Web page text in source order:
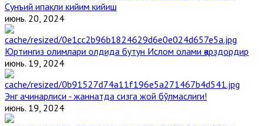
Сунъий ипакли кийим кийиш
июнь. 20, 2024
Юртингиз олимлари олдида бутун Ислом олами қарздордир
июнь. 19, 2024
Энг ачинарлиси - жаннатда сизга жой бўлмаслиги!
июнь. 19, 2024